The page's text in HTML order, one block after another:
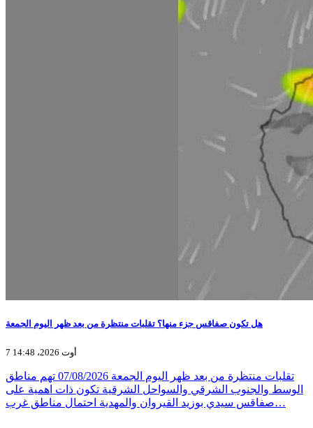
هل تكون صفاقس جزء منها؟ تقلبات منتظرة من بعد ظهر اليوم الجمعة
7 أوت 2026، 14:48
تقلبات منتظرة من بعد ظهر اليوم الجمعة 07/08/2026 تهم مناطق
الوسط والجنوب الشرقي والسواحل الشرقية تكون ذات اهمية على
صفاقس سيدي بوزيد القيروان والمهدية احتمال مناطق غرب…